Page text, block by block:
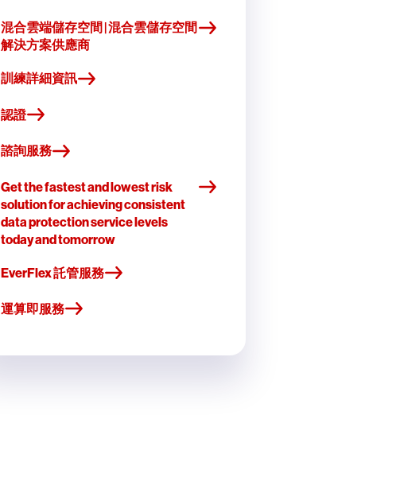
混合雲端儲存空間 | 混合雲儲存空間
解決方案供應商
訓練詳細資訊
認證
諮詢服務
Get the fastest and lowest risk
solution for achieving consistent
data protection service levels
today and tomorrow
EverFlex 託管服務
運算即服務